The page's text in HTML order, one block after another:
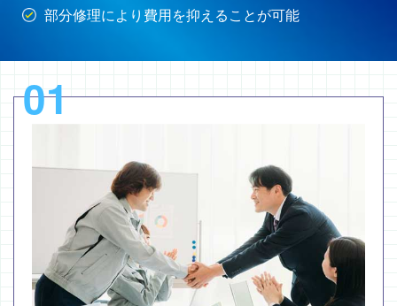
部分修理により費用を抑えることが可能
01